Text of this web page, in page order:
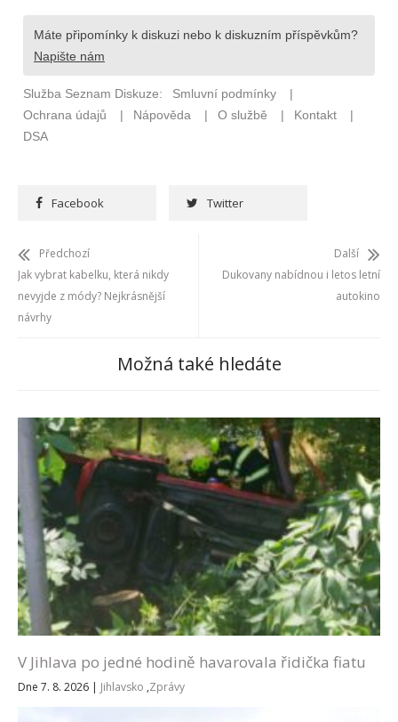
Facebook Twitter
Předchozí
Jak vybrat kabelku, která nikdy
nevyjde z módy? Nejkrásnější
návrhy
Další
Dukovany nabídnou i letos letní
autokino
Možná také hledáte
V Jihlava po jedné hodině havarovala řidička fiatu
Dne 7. 8. 2026 | Jihlavsko ,Zprávy